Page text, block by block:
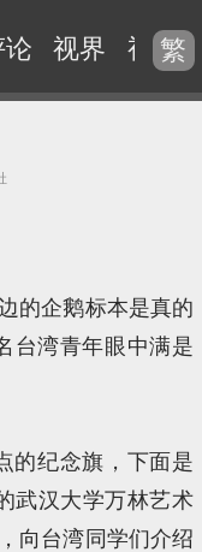
论 视界 视频
繁
的企鹅标本是真的
台湾青年眼中满是
的纪念旗，下面是
武汉大学万林艺术
向台湾同学们介绍